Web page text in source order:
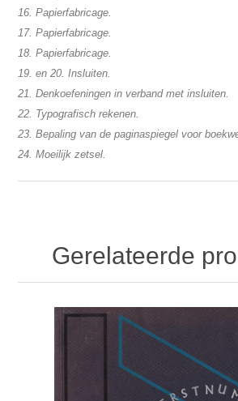
16. Papierfabricage.
17. Papierfabricage.
18. Papierfabricage.
19. en 20. Insluiten.
21. Denkoefeningen in verband met insluiten.
22. Typografisch rekenen.
23. Bepaling van de paginaspiegel voor
24. Moeilijk zetsel.
Gerelateerde